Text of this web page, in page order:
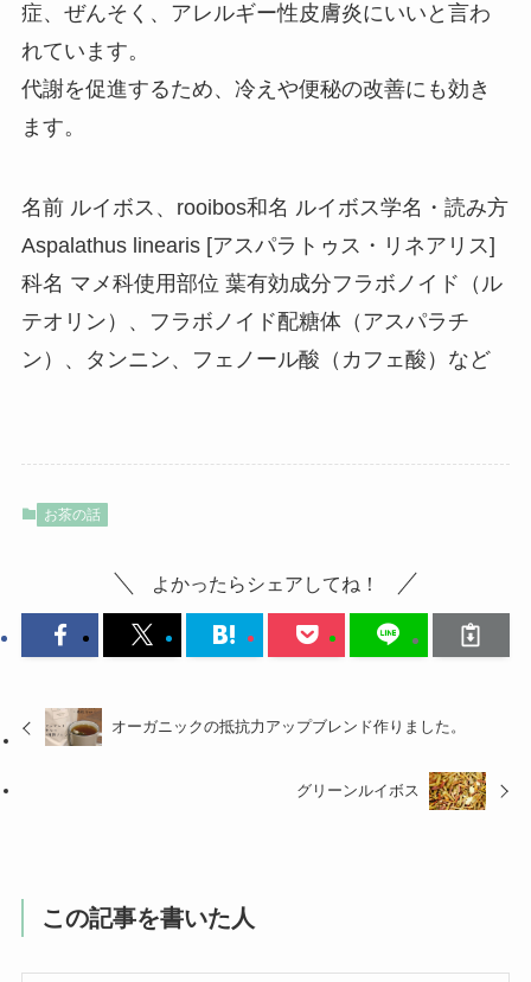
症、ぜんそく、アレルギー性皮膚炎にいいと言わ
れています。
代謝を促進するため、冷えや便秘の改善にも効き
ます。
名前 ルイボス、rooibos和名 ルイボス学名・読み方
Aspalathus linearis [アスパラトゥス・リネアリス]
科名 マメ科使用部位 葉有効成分フラボノイド（ル
テオリン）、フラボノイド配糖体（アスパラチ
ン）、タンニン、フェノール酸（カフェ酸）など
お茶の話
よかったらシェアしてね！
オーガニックの抵抗力アップブレンド作りました。
グリーンルイボス
この記事を書いた人